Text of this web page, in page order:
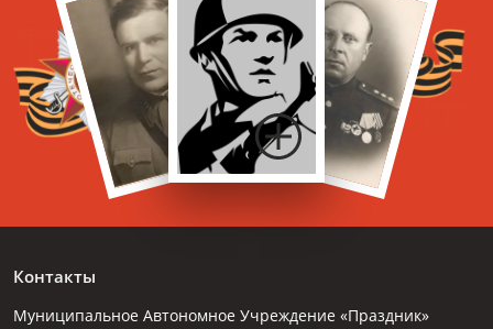
Контакты
Муниципальное Автономное Учреждение «Праздник»